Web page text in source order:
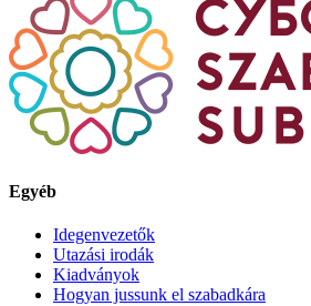
Egyéb
Idegenvezetők
Utazási irodák
Kiadványok
Hogyan jussunk el szabadkára